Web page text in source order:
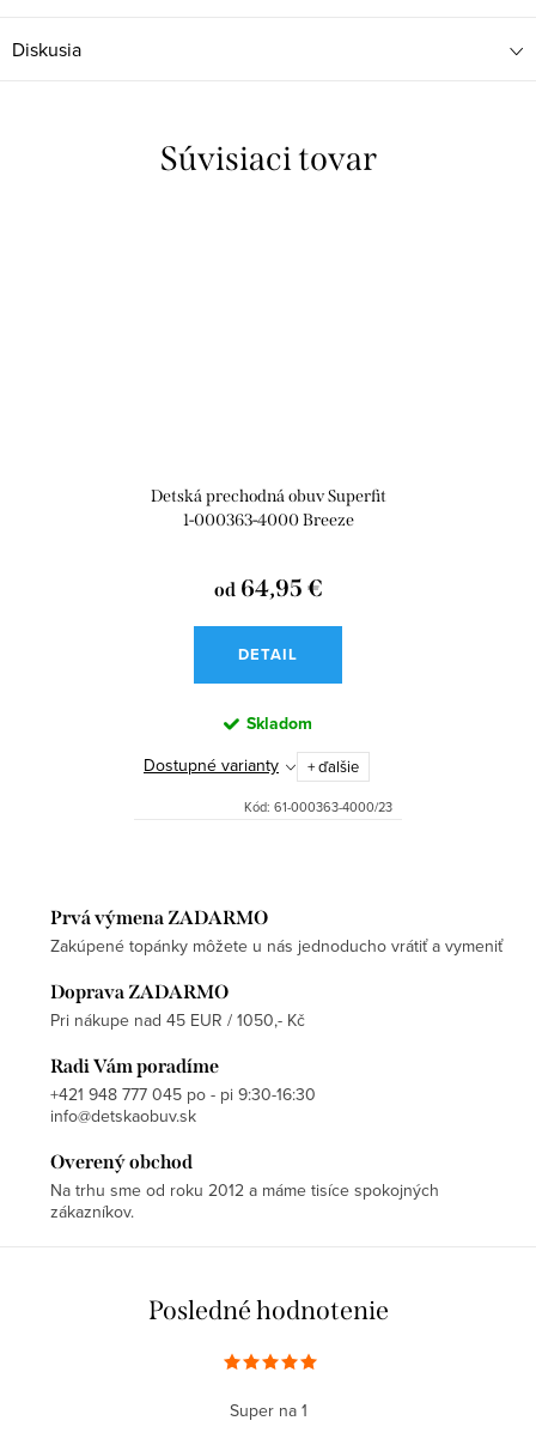
Diskusia
Súvisiaci tovar
Detská prechodná obuv Superfit
1-000363-4000 Breeze
od64,95 €
DETAIL
Skladom
Dostupné varianty + ďalšie
Kód: 61-000363-4000/23
Prvá výmena ZADARMO
Zakúpené topánky môžete u nás jednoducho vrátiť a vymeniť
Doprava ZADARMO
Pri nákupe nad 45 EUR / 1050,- Kč
Radi Vám poradíme
+421 948 777 045 po - pi 9:30-16:30
info@detskaobuv.sk
Overený obchod
Na trhu sme od roku 2012 a máme tisíce spokojných
zákazníkov.
Posledné hodnotenie
Super na 1